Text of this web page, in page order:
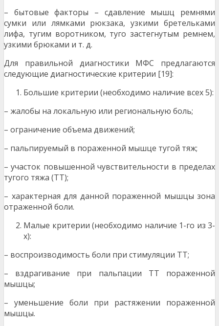
– бытовые факторы – сдавление мышц ремнями
сумки или лямками рюкзака, узкими бретельками
лифа, тугим воротником, туго застегнутым ремнем,
узкими брюками и т. д.
Для правильной диагностики МФС предлагаются
следующие диагностические критерии [19]:
Большие критерии (необходимо наличие всех 5):
– жалобы на локальную или региональную боль;
– ограничение объема движений;
– пальпируемый в пораженной мышце тугой тяж;
– участок повышенной чувствительности в пределах
тугого тяжа (ТТ);
– характерная для данной пораженной мышцы зона
отраженной боли.
Малые критерии (необходимо наличие 1-го из 3-
х):
– воспроизводимость боли при стимуляции ТТ;
– вздрагивание при пальпации ТТ пораженной
мышцы;
– уменьшение боли при растяжении пораженной
мышцы.